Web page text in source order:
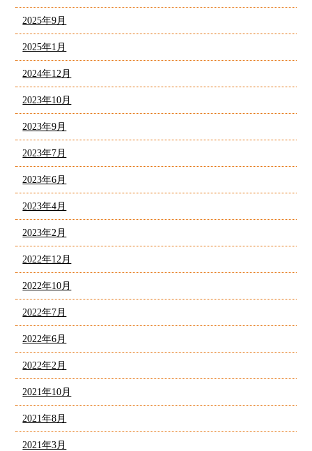
2025年9月
2025年1月
2024年12月
2023年10月
2023年9月
2023年7月
2023年6月
2023年4月
2023年2月
2022年12月
2022年10月
2022年7月
2022年6月
2022年2月
2021年10月
2021年8月
2021年3月